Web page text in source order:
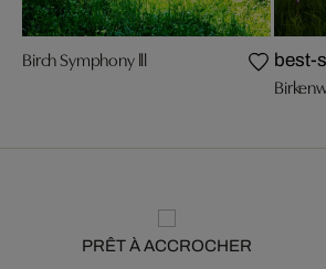
Birch Symphony lll best-
PRÊT À ACCROCHER